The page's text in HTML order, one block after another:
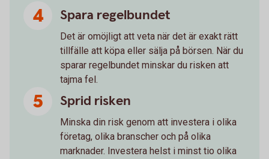
Spara regelbundet
Det är omöjligt att veta när det är exakt rätt
tillfälle att köpa eller sälja på börsen. När du
sparar regelbundet minskar du risken att
tajma fel.
Sprid risken
Minska din risk genom att investera i olika
företag, olika branscher och på olika
marknader. Investera helst i minst tio olika